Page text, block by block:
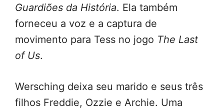
Guardiões da História. Ela também
forneceu a voz e a captura de
movimento para Tess no jogo The Last
of Us.
Wersching deixa seu marido e seus três
filhos Freddie, Ozzie e Archie. Uma